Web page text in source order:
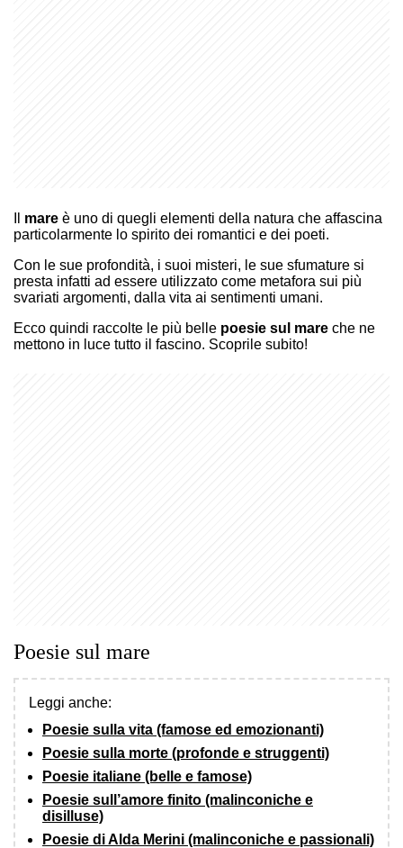
mare è uno di quegli elementi della natura che affascina
particolarmente lo spirito dei romantici e dei poeti.
Con le sue profondità, i suoi misteri, le sue sfumature si
presta infatti ad essere utilizzato come metafora sui più
svariati argomenti, dalla vita ai sentimenti umani.
Ecco quindi raccolte le più belle poesie sul mare che ne
mettono in luce tutto il fascino. Scoprile subito!
Poesie sul mare
Leggi anche:
Poesie sulla vita (famose ed emozionanti)
Poesie sulla morte (profonde e struggenti)
Poesie italiane (belle e famose)
Poesie sull’amore finito (malinconiche e
disilluse)
Poesie di Alda Merini (malinconiche e passionali)